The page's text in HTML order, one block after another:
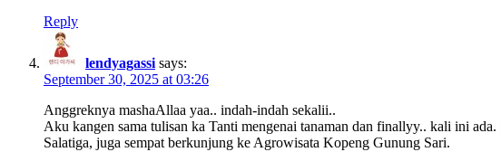
Reply
lendyagassi says:
September 30, 2025 at 03:26
Anggreknya mashaAllaa yaa.. indah-indah sekalii..
Aku kangen sama tulisan ka Tanti mengenai tanaman dan finallyy.. kali ini
Salatiga, juga sempat berkunjung ke Agrowisata Kopeng Gunung Sari.